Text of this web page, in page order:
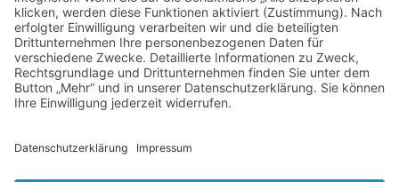
Freiarm-Anschiebetisch
Staubschutzhaube
Zubehörtasche
Wichtige Infos